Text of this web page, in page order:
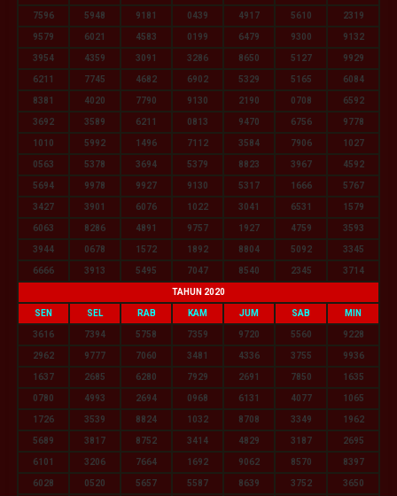
7596 5948 9181 0439 4917 5610 2319
9579 6021 4583 0199 6479 9300 9132
3954 4359 3091 3286 8650 5127 9929
6211 7745 4682 6902 5329 5165 6084
8381 4020 7790 9130 2190 0708 6592
3692 3589 6211 0813 9470 6756 9778
1010 5992 1496 7112 3584 7906 1027
0563 5378 3694 5379 8823 3967 4592
5694 9978 9927 9130 5317 1666 5767
3427 3901 6076 1022 3041 6531 1579
6063 8286 4891 9757 1927 4759 3593
3944 0678 1572 1892 8804 5092 3345
6666 3913 5495 7047 8540 2345 3714
TAHUN 2020
SEN SEL RAB KAM JUM SAB MIN
3616 7394 5758 7359 9720 5560 9228
2962 9777 7060 3481 4336 3755 9936
1637 2685 6280 7929 2691 7850 1635
0780 4993 2694 0968 6131 4077 1065
1726 3539 8824 1032 8708 3349 1962
5689 3817 8752 3414 4829 3187 2695
6101 3206 7664 1692 9062 8570 8397
6028 0520 5657 5587 8639 3752 3650